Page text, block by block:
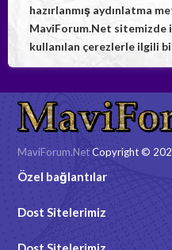
hazırlanmış aydınlatma
MaviForum.Net sitemizde
kullanılan çerezlerle ilgili
MaviForum.NetCopyright © 2024
Özel bağlantılar
Dost Sitelerimiz